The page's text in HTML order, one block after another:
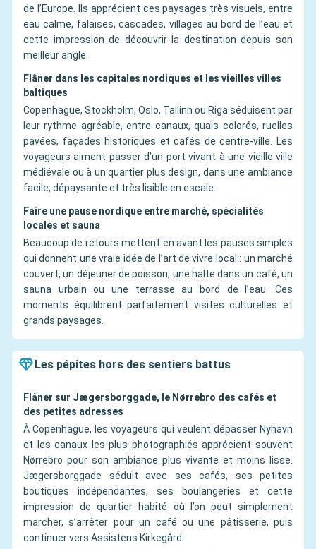
de l’Europe. Ils apprécient ces paysages très visuels, entre
eau calme, falaises, cascades, villages au bord de l’eau et
cette impression de découvrir la destination depuis son
meilleur angle.
Flâner dans les capitales nordiques et les vieilles villes
baltiques
Copenhague, Stockholm, Oslo, Tallinn ou Riga séduisent par
leur rythme agréable, entre canaux, quais colorés, ruelles
pavées, façades historiques et cafés de centre-ville. Les
voyageurs aiment passer d’un port vivant à une vieille ville
médiévale ou à un quartier plus design, dans une ambiance
facile, dépaysante et très lisible en escale.
Faire une pause nordique entre marché, spécialités
locales et sauna
Beaucoup de retours mettent en avant les pauses simples
qui donnent une vraie idée de l’art de vivre local : un marché
couvert, un déjeuner de poisson, une halte dans un café, un
sauna urbain ou une terrasse au bord de l’eau. Ces
moments équilibrent parfaitement visites culturelles et
grands paysages.
Les pépites hors des sentiers battus
Flâner sur Jægersborggade, le Nørrebro des cafés et
des petites adresses
À Copenhague, les voyageurs qui veulent dépasser Nyhavn
et les canaux les plus photographiés apprécient souvent
Nørrebro pour son ambiance plus vivante et moins lisse.
Jægersborggade séduit avec ses cafés, ses petites
boutiques indépendantes, ses boulangeries et cette
impression de quartier habité où l’on peut simplement
marcher, s’arrêter pour un café ou une pâtisserie, puis
continuer vers Assistens Kirkegård.